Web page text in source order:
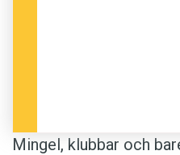
Mingel, klubbar och